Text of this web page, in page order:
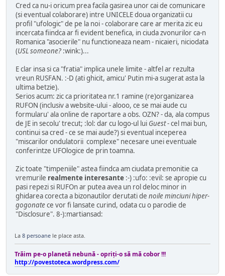
Cred ca nu-i oricum prea facila gasirea unor cai de comunicare
(si eventual colaborare) intre UNICELE doua organizatii cu
profil "ufologic" de pe la noi - colaborare care ar merita zic eu
incercata fiindca ar fi evident benefica, in ciuda zvonurilor ca-n
Romanica "asocierile" nu functioneaza neam - nicaieri, niciodata
(USL someone? :wink:)...
E clar insa si ca "fratia" implica unele limite - altfel ar rezulta
vreun RUSFAN. :-D (ati ghicit, amicu' Putin mi-a sugerat asta la
ultima betzie).
Serios acum: zic ca prioritatea nr.1 ramine (re)organizarea
RUFON (inclusiv a website-ului - alooo, ce se mai aude cu
formularu' ala online de raportare a obs. OZN? - da, ala compus
de JE in secolu' trecut; :lol: dar cu logo-ul lui Guest- cel mai bun,
continui sa cred - ce se mai aude?) si eventual inceperea
"miscarilor ondulatorii complexe" necesare unei eventuale
conferintze UFOlogice de prin toamna.
Zic toate "timpeniile" astea fiindca am ciudata premonitie ca
vremurile realmente interesante :-) :ufo: :evil: se apropie cu
pasi repezi si RUFOn ar putea avea un rol deloc minor in
ghidarea corecta a bizonautilor derutati de noile minciuni hiper-
gogonatece vor fi lansate curind, odata cu o parodie de
"Disclosure". 8-):martiansad:
La 8 persoane le place asta.
Trăim pe-o planetă nebună - opriţi-o să mă cobor !!!
http://povestoteca.wordpress.com/